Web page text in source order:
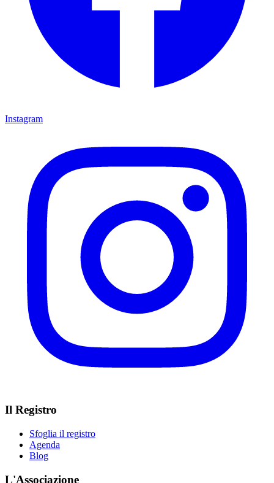
Instagram
Il Registro
Sfoglia il registro
Agenda
Blog
L'Associazione